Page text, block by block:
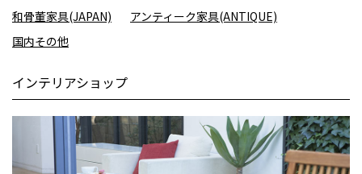
和骨董家具(JAPAN)
アンティーク家具(ANTIQUE)
国内その他
インテリアショップ